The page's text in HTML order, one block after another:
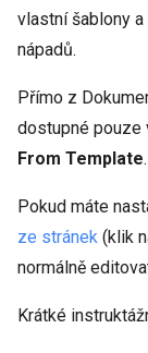
vlastní šablony
nápadů.
Přímo z
dostupné pouze
From Template.
Pokud máte
ze stránek (klik
normálně
Krátké